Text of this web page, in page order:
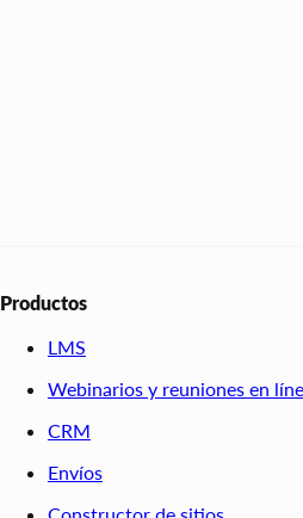
Productos
LMS
Webinarios y reuniones en
CRM
Envíos
Constructor de sitios